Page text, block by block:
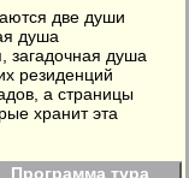
две души
душа
загадочная душа
резиденций
а страницы
хранит эта
Программа тура